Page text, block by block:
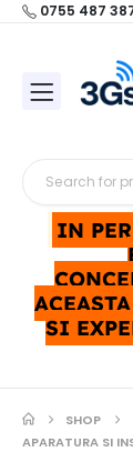
0755 487
IN
SI
SHOP
APARATURA SI